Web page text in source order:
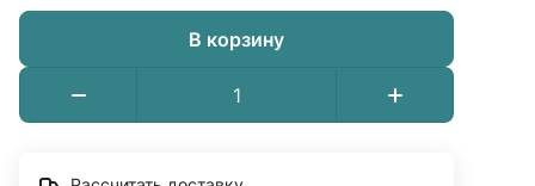
В корзину